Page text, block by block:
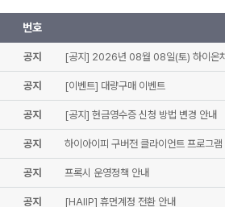
번호
공지 [공지] 2026년 08월 08일(토) 하이온
공지 [이벤트] 대량구매 이벤트
공지 [공지] 현금영수증 신청 방법 변경 안내
공지 하이아이피 구버전 클라이언트 프로그램
공지 프록시 운영정책 안내
공지 [HAIIP] 휴먼계정 전환 안내